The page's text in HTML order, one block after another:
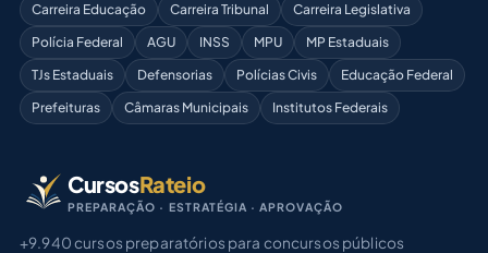
Carreira Educação
Carreira Tribunal
Carreira Legislativa
Polícia Federal
AGU INSS MPU
MP Estaduais
TJs Estaduais
Defensorias Polícias Civis
Educação Federal
Prefeituras
Câmaras Municipais Institutos Federais
CursosRateio
PREPARAÇÃO · ESTRATÉGIA · APROVAÇÃO
+9.940 cursos preparatórios para concursos públicos